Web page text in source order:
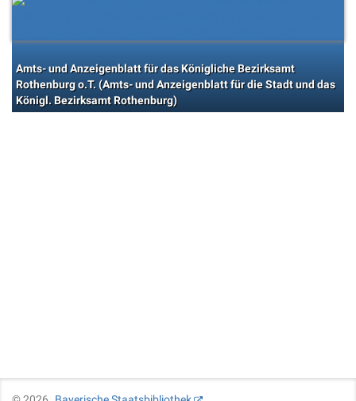
Amts- und Anzeigenblatt für das Königliche Bezirksamt
Rothenburg o.T. (Amts- und Anzeigenblatt für die Stadt und das
Königl. Bezirksamt Rothenburg)